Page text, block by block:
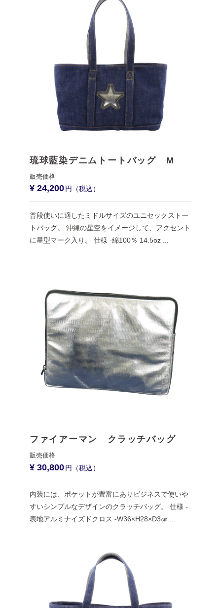
琉球藍染デニムトートバッグ M
¥ 24,200
普段使いに適したミドルサイズのユニセックストー
トバッグ。 沖縄の星空をイメージして、アクセント
に星型マーク入り。 仕様 -綿100％ 14.5oz ...
ファイアーマン クラッチバッグ
¥ 30,800
内装には、ポケットが豊富にありビジネスで使いや
すいシンプルなデザインのクラッチバッグ。 仕様 -
表地アルミナイズドクロス -W36×H28×D3㎝ ...